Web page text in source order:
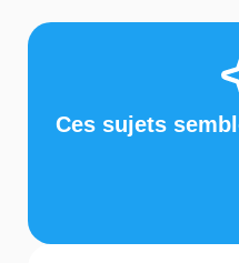
Ces sujets